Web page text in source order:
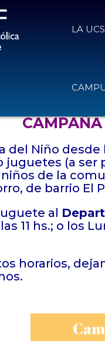
LA
del Niño desde
(a ser
de la
de barrio El
al
11 hs.; o los
horarios,